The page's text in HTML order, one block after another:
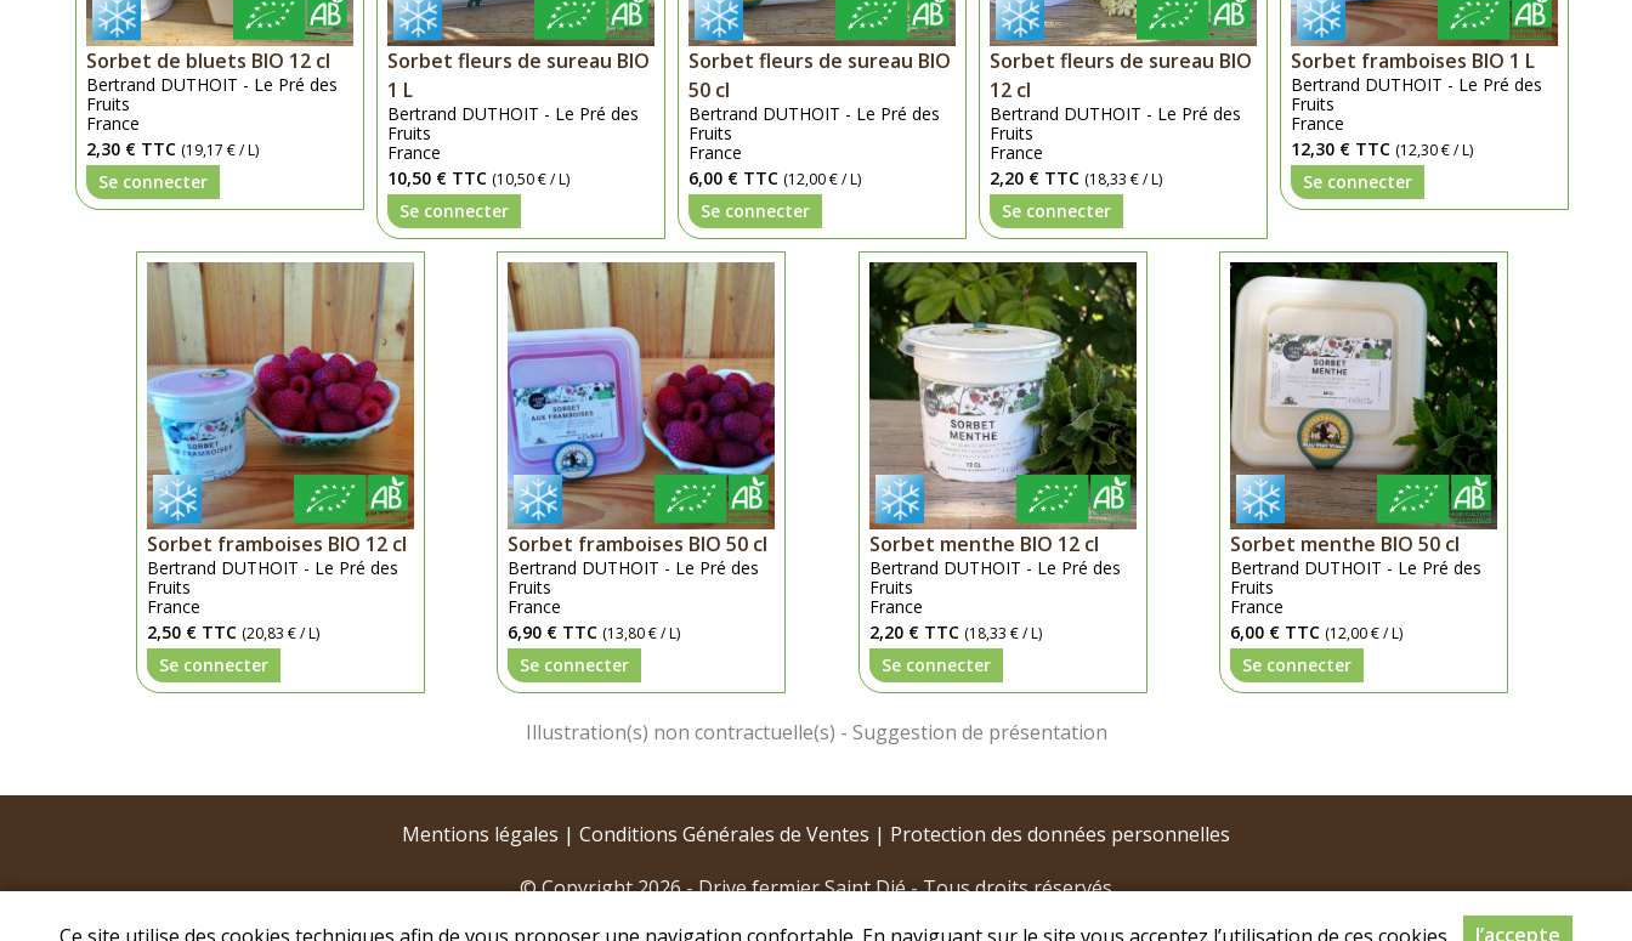
Sorbet de bluets BIO 12 cl
Bertrand DUTHOIT - Le Pré des
Fruits
France
2,30 € TTC (19,17 € / L)
Se connecter
Sorbet fleurs de sureau BIO
1 L
Bertrand DUTHOIT - Le Pré des
Fruits
France
10,50 € TTC (10,50 € / L)
Se connecter
Sorbet fleurs de sureau BIO
50 cl
Bertrand DUTHOIT - Le Pré des
Fruits
France
6,00 € TTC (12,00 € / L)
Se connecter
Sorbet fleurs de sureau BIO
12 cl
Bertrand DUTHOIT - Le Pré des
Fruits
France
2,20 € TTC (18,33 € / L)
Se connecter
Sorbet framboises BIO 1 L
Bertrand DUTHOIT - Le Pré des
Fruits
France
12,30 € TTC (12,30 € / L)
Se connecter
Sorbet framboises BIO 12 cl
Bertrand DUTHOIT - Le Pré des
Fruits
France
2,50 € TTC (20,83 € / L)
Se connecter
Sorbet framboises BIO 50 cl
Bertrand DUTHOIT - Le Pré des
Fruits
France
6,90 € TTC (13,80 € / L)
Se connecter
Sorbet menthe BIO 12 cl
Bertrand DUTHOIT - Le Pré des
Fruits
France
2,20 € TTC (18,33 € / L)
Se connecter
Sorbet menthe BIO 50 cl
Bertrand DUTHOIT - Le Pré des
Fruits
France
6,00 € TTC (12,00 € / L)
Se connecter
Mentions légales | Conditions Générales de Ventes | Protection des données personnelles
© Copyright 2026 - Drive fermier Saint Dié - Tous droits réservés
Ce site utilise des cookies techniques afin de vous proposer une navigation confortable. En naviguant sur le site vous acceptez l’utilisation de ces cookies. J’accepte